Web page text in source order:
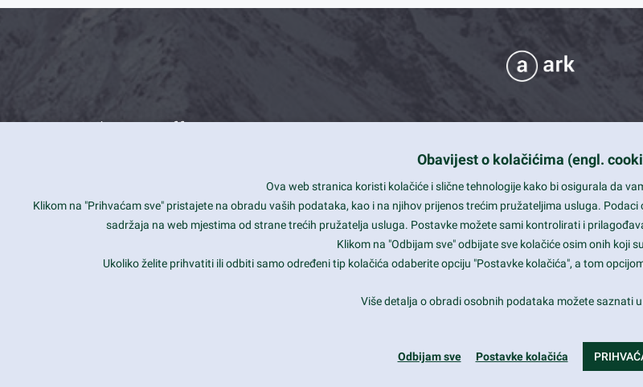
What we offer
Is your website user friendly?
Ark offers weekly stunning designs.
Why our customers love Ark?
Smart and beautiful design
Unlimited Eelements
Mobile ready
Obavijest o kolačićima (engl.
Ova web stranica koristi kolačiće i slične tehnologije kako bi osigurala da
Klikom na "Prihvaćam sve" pristajete na obradu vaših podataka, kao i na njihov prijenos trećim pružateljima usluga.
sadržaja na web mjestima od strane trećih pružatelja usluga. Postavke možete sami kontrolirati i
Klikom na "Odbijam sve" odbijate sve kolačiće osim onih koji
Ukoliko želite prihvatiti ili odbiti samo određeni tip kolačića odaberite opciju "Postavke kolačića", a tom
Više detalja o obradi osobnih podataka možete saznati
Odbijam sve Postavke kolačića